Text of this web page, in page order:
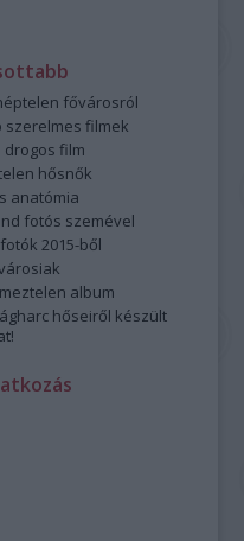
fővárosról
szerelmes filmek
drogos film
hősnők
anatómia
fotós szemével
2015-ből
album
hőseiről készült